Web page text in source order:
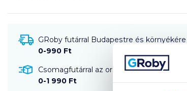
GRoby futárral Budapestre és
0-990 Ft
Csomagfutárral az ország egész
0-1 990 Ft